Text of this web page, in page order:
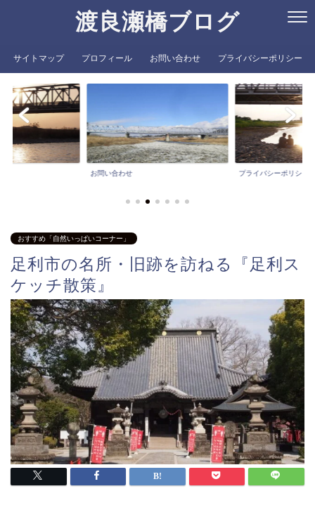
渡良瀬橋ブログ
サイトマップ プロフィール お問い合わせ プライバシーポリシー
お問い合わせ プライバシーポリシー
おすすめ「自然いっぱいコーナー」
足利市の名所・旧跡を訪ねる『足利ス
ケッチ散策』